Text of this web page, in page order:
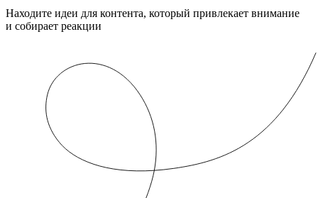
Находите идеи для контента, который привлекает внимание
и собирает реакции